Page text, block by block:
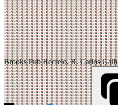
Brooks Pub Recreio, R. Carlos